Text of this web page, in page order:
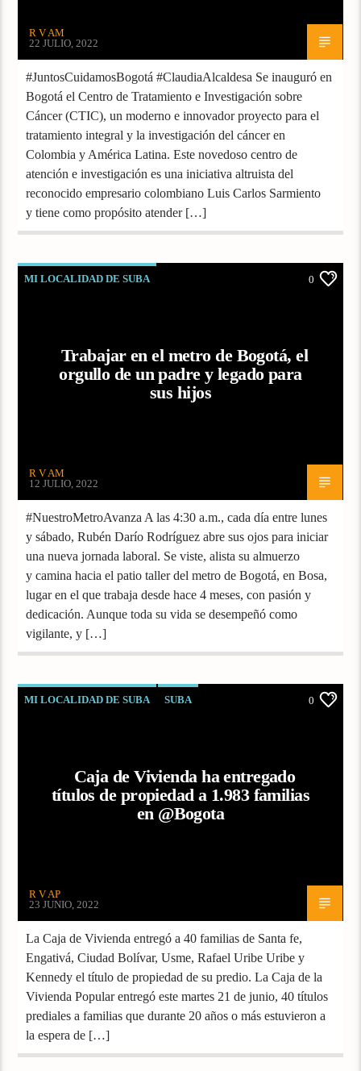
R V AM
22 JULIO, 2022
#JuntosCuidamosBogotá #ClaudiaAlcaldesa Se inauguró en
Bogotá el Centro de Tratamiento e Investigación sobre
Cáncer (CTIC), un moderno e innovador proyecto para el
tratamiento integral y la investigación del cáncer en
Colombia y América Latina. Este novedoso centro de
atención e investigación es una iniciativa altruista del
reconocido empresario colombiano Luis Carlos Sarmiento
y tiene como propósito atender […]
MI LOCALIDAD DE SUBA 0
Trabajar en el metro de Bogotá, el
orgullo de un padre y legado para
sus hijos
R V AM
12 JULIO, 2022
#NuestroMetroAvanza A las 4:30 a.m., cada día entre lunes
y sábado, Rubén Darío Rodríguez abre sus ojos para iniciar
una nueva jornada laboral. Se viste, alista su almuerzo
y camina hacia el patio taller del metro de Bogotá, en Bosa,
lugar en el que trabaja desde hace 4 meses, con pasión y
dedicación. Aunque toda su vida se desempeñó como
vigilante, y […]
MI LOCALIDAD DE SUBA SUBA 0
Caja de Vivienda ha entregado
títulos de propiedad a 1.983 familias
en @Bogota
R V AP
23 JUNIO, 2022
La Caja de Vivienda entregó a 40 familias de Santa fe,
Engativá, Ciudad Bolívar, Usme, Rafael Uribe Uribe y
Kennedy el título de propiedad de su predio. La Caja de la
Vivienda Popular entregó este martes 21 de junio, 40 títulos
prediales a familias que durante 20 años o más estuvieron a
la espera de […]